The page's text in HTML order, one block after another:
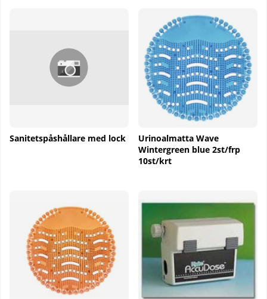
Sanitetspåshållare med lock
Urinoalmatta Wave
Wintergreen blue 2st/frp
10st/krt